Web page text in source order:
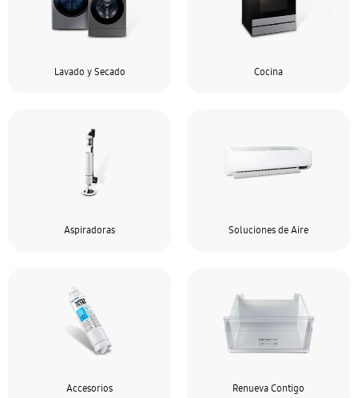
Lavado y Secado Cocina
Aspiradoras Soluciones de Aire
Accesorios Renueva Contigo